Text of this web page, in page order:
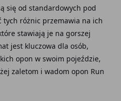
się od standardowych pod
tych różnic przemawia na ich
stawiają je na gorszej
jest kluczowa dla osób,
opon w swoim pojeździe,
zaletom i wadom opon Run